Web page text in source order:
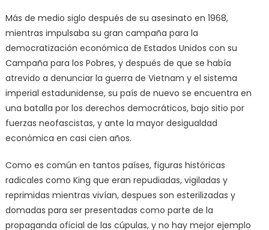
Más de medio siglo después de su asesinato en 1968,
mientras impulsaba su gran campaña para la
democratización económica de Estados Unidos con su
Campaña para los Pobres, y después de que se había
atrevido a denunciar la guerra de Vietnam y el sistema
imperial estadunidense, su país de nuevo se encuentra en
una batalla por los derechos democráticos, bajo sitio por
fuerzas neofascistas, y ante la mayor desigualdad
económica en casi cien años.
Como es común en tantos países, figuras históricas
radicales como King que eran repudiadas, vigiladas y
reprimidas mientras vivían, despues son esterilizadas y
domadas para ser presentadas como parte de la
propaganda oficial de las cúpulas, y no hay mejor ejemplo